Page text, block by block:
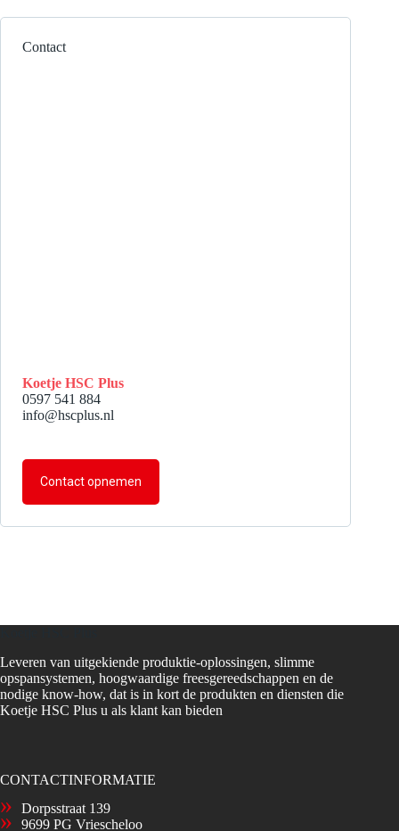
Contact
Koetje HSC Plus
0597 541 884
info@hscplus.nl
Contact opnemen
Leveren van uitgekiende produktie-oplossingen, slimme
opspansystemen, hoogwaardige freesgereedschappen en de
nodige know-how, dat is in kort de produkten en diensten die
Koetje HSC Plus u als klant kan bieden
CONTACTINFORMATIE
Dorpsstraat 139
9699 PG Vriescheloo